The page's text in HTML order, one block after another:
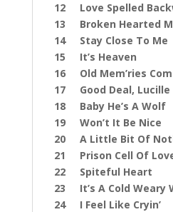
12 Love Spelled
13 Broken Hearted
14 Stay Close To
15 It’s Heaven
16 Old Mem’ries
17 Good Deal,
18 Baby He’s A Wolf
19 Won’t It Be Nice
20 A Little Bit Of
21 Prison Cell Of
22 Spiteful Heart
23 It’s A Cold
24 I Feel Like Cryin’